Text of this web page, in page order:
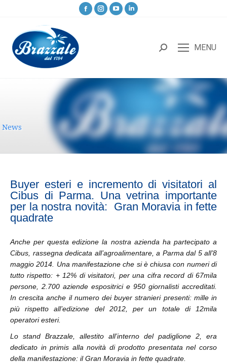
MENU
News
Buyer esteri e incremento di visitatori al
Cibus di Parma. Una vetrina importante
per la nostra novità: Gran Moravia in fette
quadrate
Anche per questa edizione la nostra azienda ha partecipato a
Cibus, rassegna dedicata all’agroalimentare, a Parma dal 5 all’8
maggio 2014. Una manifestazione che si è chiusa con numeri di
tutto rispetto: + 12% di visitatori, per una cifra record di 67mila
persone, 2.700 aziende espositrici e 950 giornalisti accreditati.
In crescita anche il numero dei buyer stranieri presenti: mille in
più rispetto all’edizione del 2012, per un totale di 12mila
operatori esteri.
Lo stand Brazzale, allestito all’interno del padiglione 2, era
dedicato in primis alla novità di prodotto presentata nel corso
della manifestazione: il Gran Moravia in fette quadrate.